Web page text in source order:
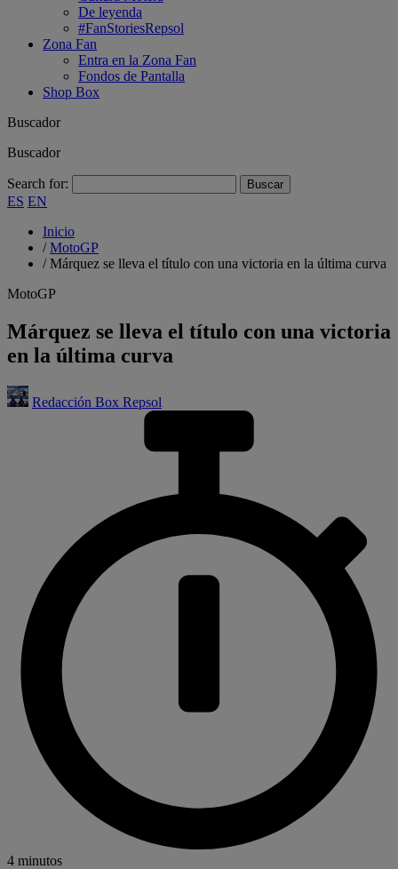
De leyenda
#FanStoriesRepsol
Zona Fan
Entra en la Zona Fan
Fondos de Pantalla
Shop Box
Buscador
Buscador
Search for:
ES EN
Inicio
/MotoGP
/Márquez se lleva el título con una victoria en la última curva
MotoGP
Márquez se lleva el título con una victoria
en la última curva
Redacción Box Repsol
4 minutos